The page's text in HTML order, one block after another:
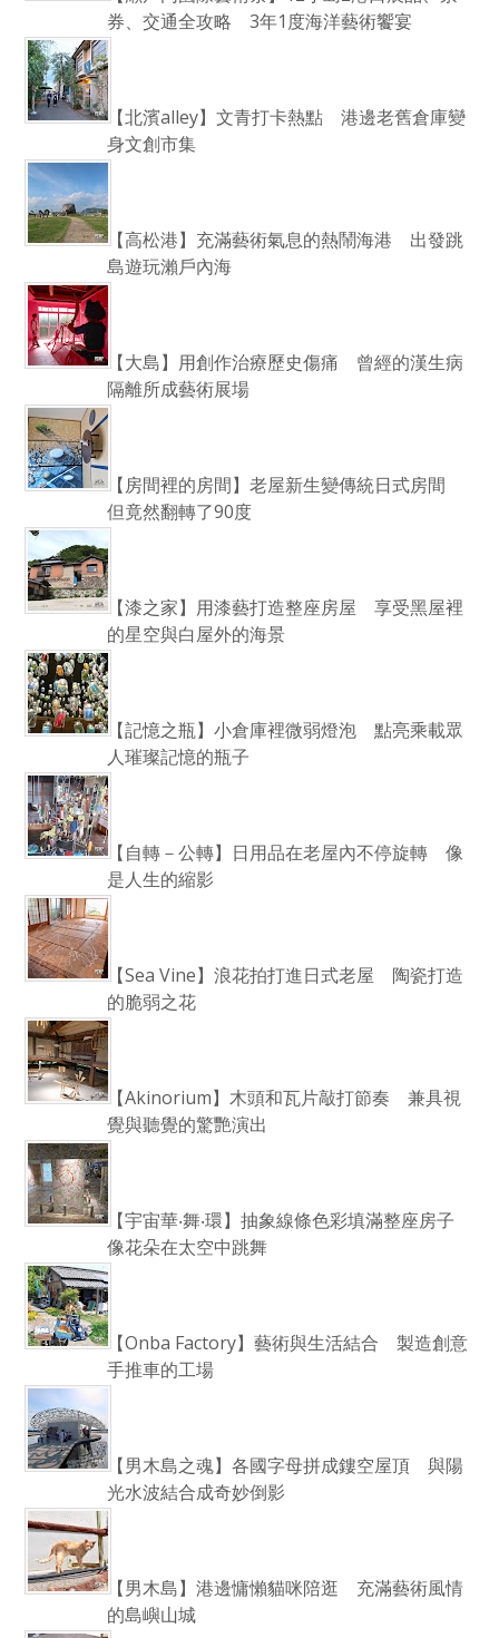
券、交通全攻略 3年1度海洋藝術饗宴
【北濱alley】文青打卡熱點 港邊老舊倉庫變
身文創市集
【高松港】充滿藝術氣息的熱鬧海港 出發跳
島遊玩瀨戶內海
【大島】用創作治療歷史傷痛 曾經的漢生病
隔離所成藝術展場
【房間裡的房間】老屋新生變傳統日式房間
但竟然翻轉了90度
【漆之家】用漆藝打造整座房屋 享受黑屋裡
的星空與白屋外的海景
【記憶之瓶】小倉庫裡微弱燈泡 點亮乘載眾
人璀璨記憶的瓶子
【自轉－公轉】日用品在老屋內不停旋轉 像
是人生的縮影
【Sea Vine】浪花拍打進日式老屋 陶瓷打造
的脆弱之花
【Akinorium】木頭和瓦片敲打節奏 兼具視
覺與聽覺的驚艷演出
【宇宙華‧舞‧環】抽象線條色彩填滿整座房子
像花朵在太空中跳舞
【Onba Factory】藝術與生活結合 製造創意
手推車的工場
【男木島之魂】各國字母拼成鏤空屋頂 與陽
光水波結合成奇妙倒影
【男木島】港邊慵懶貓咪陪逛 充滿藝術風情
的島嶼山城